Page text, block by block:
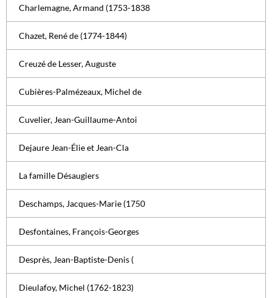
Charlemagne, Armand (1753-1838
Chazet, René de (1774-1844)
Creuzé de Lesser, Auguste
Cubières-Palmézeaux, Michel de
Cuvelier, Jean-Guillaume-Antoi
Dejaure Jean-Élie et Jean-Cla
La famille Désaugiers
Deschamps, Jacques-Marie (1750
Desfontaines, François-Georges
Desprès, Jean-Baptiste-Denis (
Dieulafoy, Michel (1762-1823)